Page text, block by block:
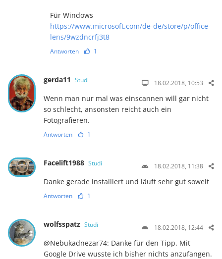
Für Windows
https://www.microsoft.com/de-de/store/p/office-
lens/9wzdncrfj3t8
Antworten 1
gerda11 Studi 18.02.2018, 10:53
Wenn man nur mal was einscannen will gar nicht
so schlecht, ansonsten reicht auch ein
Fotografieren.
Antworten 1
Facelift1988 Studi 18.02.2018, 11:38
Danke gerade installiert und läuft sehr gut soweit
Antworten 1
wolfsspatz Studi 18.02.2018, 12:44
@Nebukadnezar74: Danke für den Tipp. Mit
Google Drive wusste ich bisher nichts anzufangen.